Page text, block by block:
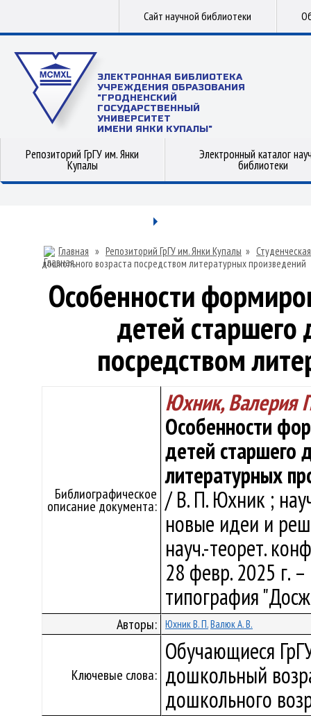
Сайт научной библиотеки
ЭЛЕКТРОННАЯ БИБЛИОТЕКА
УЧРЕЖДЕНИЯ ОБРАЗОВАНИЯ
"ГРОДНЕНСКИЙ
ГОСУДАРСТВЕННЫЙ
УНИВЕРСИТЕТ
ИМЕНИ ЯНКИ КУПАЛЫ"
Репозиторий ГрГУ им. Янки
Купалы
Электронный каталог
библиотеки
Главная » Репозиторий ГрГУ им. Янки Купалы »
дошкольного возраста посредством литературных произведений
Особенности
детей старшего
посредством
Библиографическое
описание документа:
Юхник, Валерия
Особенности
детей старшего
литературных
/ В. П. Юхник ;
новые идеи и
науч.-теорет.
28 февр. 2025 г.
типография
Авторы: Юхник В. П.Валюк А. В.
Ключевые слова:
Обучающиеся
дошкольный
дошкольного